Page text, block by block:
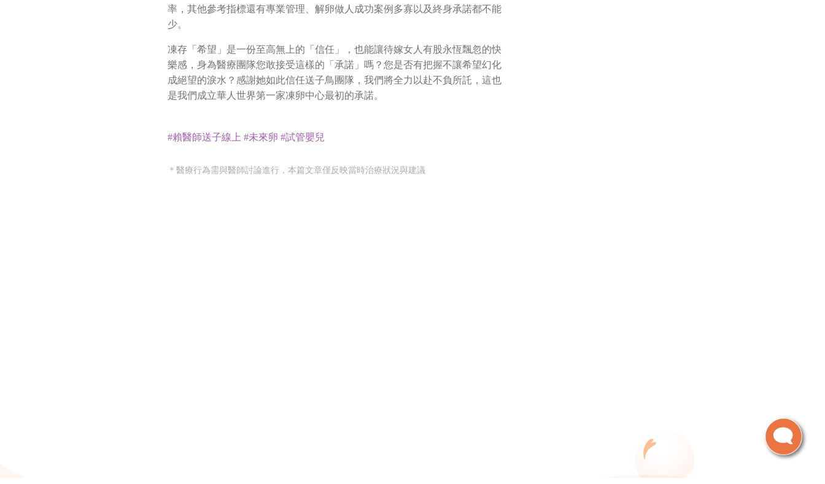
率，其他參考指標還有專業管理、解卵做人成功案例多寡以及終身承諾都不能
少。
凍存「希望」是一份至高無上的「信任」，也能讓待嫁女人有股永恆飄忽的快
樂感，身為醫療團隊您敢接受這樣的「承諾」嗎？您是否有把握不讓希望幻化
成絕望的淚水？感謝她如此信任送子鳥團隊，我們將全力以赴不負所託，這也
是我們成立華人世界第一家凍卵中心最初的承諾。
#賴醫師送子線上 #未來卵 #試管嬰兒
＊醫療行為需與醫師討論進行，本篇文章僅反映當時治療狀況與建議